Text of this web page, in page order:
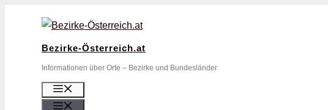
Bezirke-Österreich.at
Informationen über Orte – Bezirke und Bundesländer